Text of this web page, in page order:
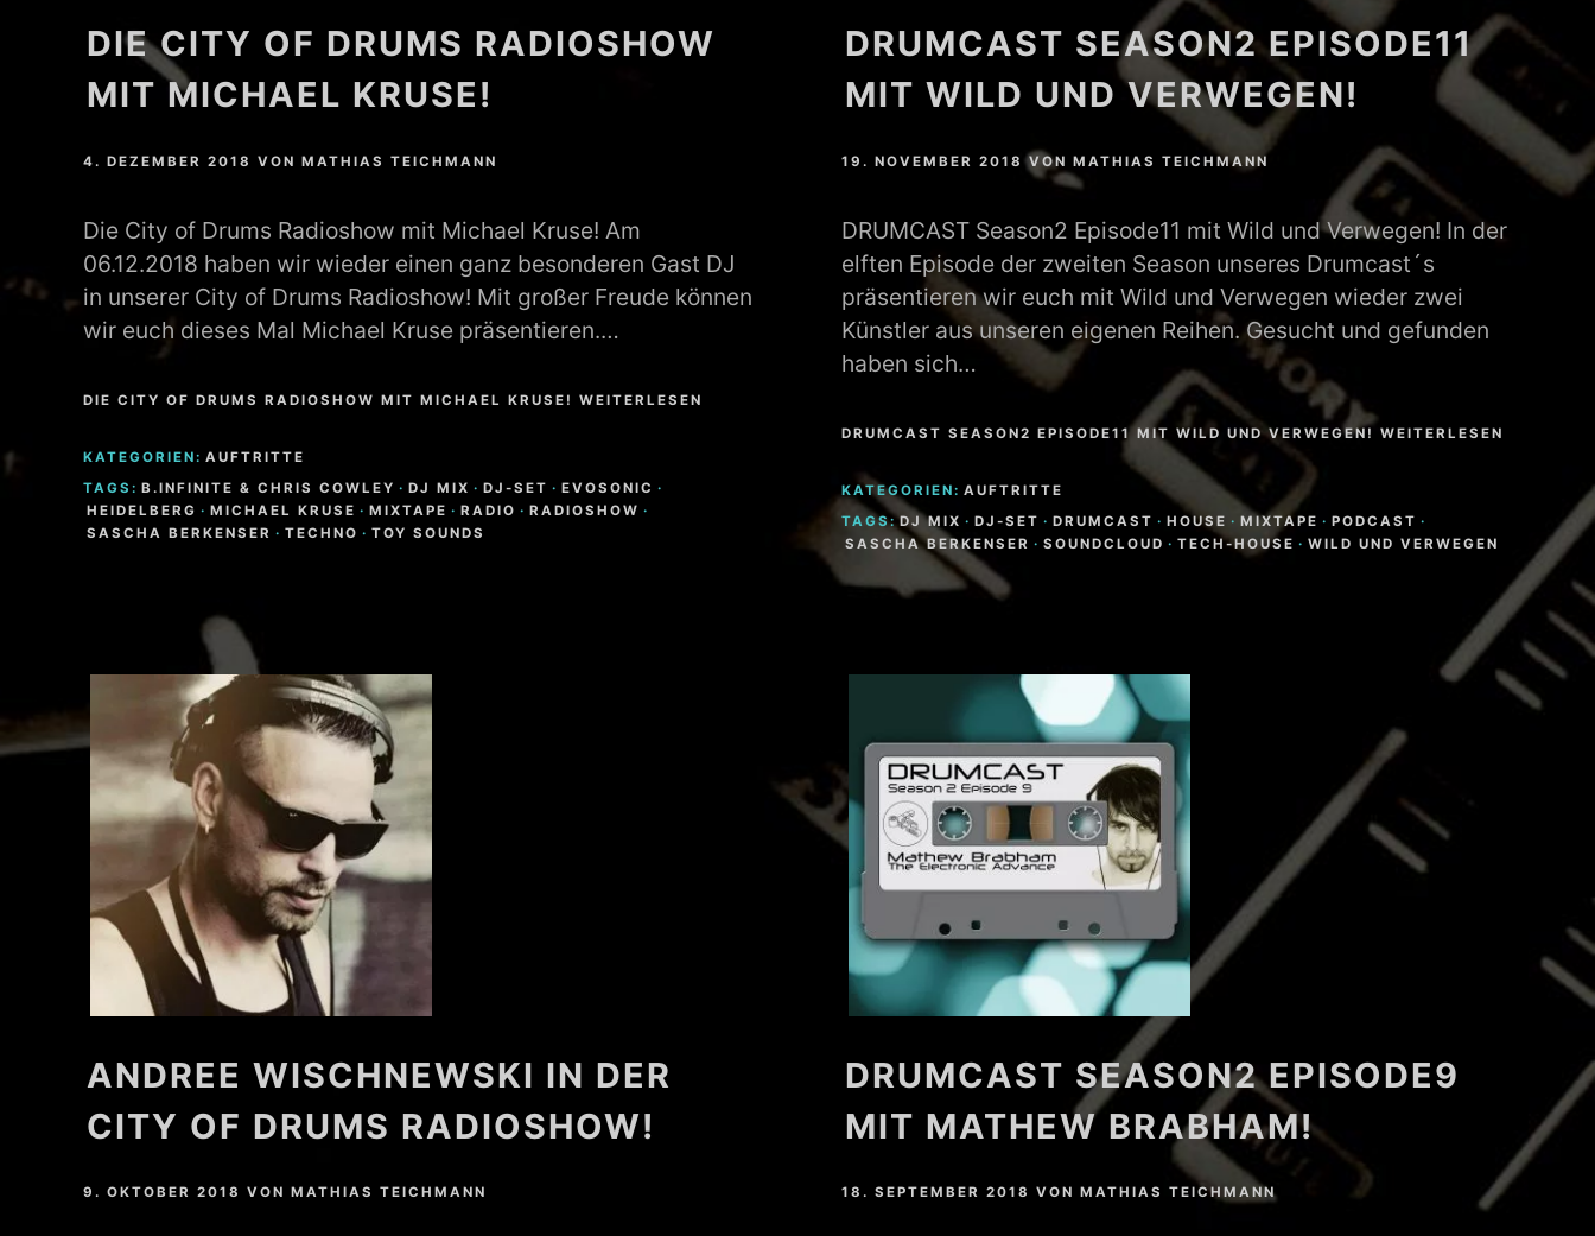
MATHEW BRABHAM
DREA PERLON
FRIEDER MORNEWEG
DIE CITY OF DRUMS RADIOSHOW
MIT MICHAEL KRUSE!
4. DEZEMBER 2018 VONMATHIAS TEICHMANN
Die City of Drums Radioshow mit Michael Kruse! Am
06.12.2018 haben wir wieder einen ganz besonderen Gast DJ
in unserer City of Drums Radioshow! Mit großer Freude können
wir euch dieses Mal Michael Kruse präsentieren.…
DIE CITY OF DRUMS RADIOSHOW MIT MICHAEL KRUSE! WEITERLESEN
KATEGORIEN: AUFTRITTE
TAGS: B.INFINITE & CHRIS COWLEY · DJ MIX · DJ-SET · EVOSONIC ·
HEIDELBERG · MICHAEL KRUSE · MIXTAPE · RADIO · RADIOSHOW ·
SASCHA BERKENSER · TECHNO · TOY SOUNDS
DRUMCAST SEASON2 EPISODE11
MIT WILD UND VERWEGEN!
19. NOVEMBER 2018 VON MATHIAS TEICHMANN
DRUMCAST Season2 Episode11 mit Wild und Verwegen! In der
elften Episode der zweiten Season unseres Drumcast´s
präsentieren wir euch mit Wild und Verwegen wieder zwei
Künstler aus unseren eigenen Reihen. Gesucht und gefunden
haben sich…
DRUMCAST SEASON2 EPISODE11 MIT WILD UND VERWEGEN! WEITERLESEN
KATEGORIEN: AUFTRITTE
TAGS: DJ MIX · DJ-SET · DRUMCAST · HOUSE · MIXTAPE · PODCAST ·
SASCHA BERKENSER · SOUNDCLOUD · TECH-HOUSE · WILD UND VERWEGEN
ANDREE WISCHNEWSKI IN DER
CITY OF DRUMS RADIOSHOW!
9. OKTOBER 2018 VONMATHIAS TEICHMANN
DRUMCAST SEASON2 EPISODE9
MIT MATHEW BRABHAM!
18. SEPTEMBER 2018 VON MATHIAS TEICHMANN